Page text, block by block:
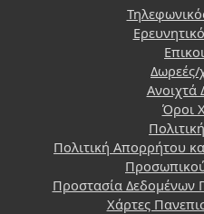
Δωρεές/
Ανοιχτά
Όροι
Πολιτική Απορρήτου
Προστασία
Χάρτες